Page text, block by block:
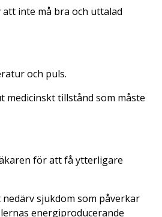
att inte må bra och uttalad
och puls.
medicinskt tillstånd som måste
för att få ytterligare
sjukdom som påverkar
energiproducerande